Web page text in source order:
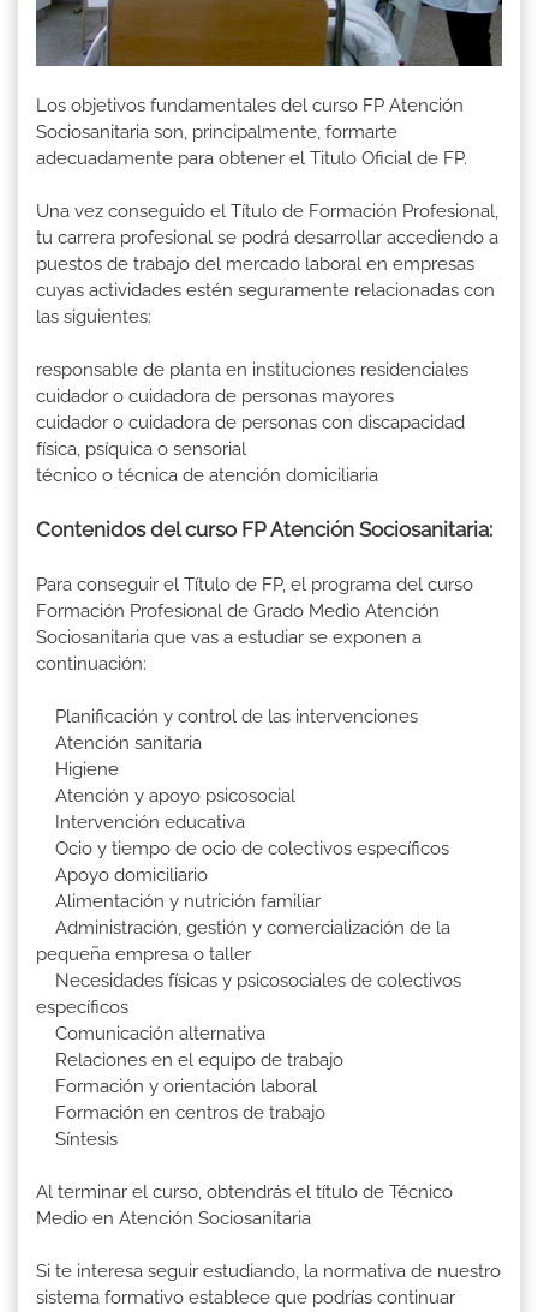
Los objetivos fundamentales del curso FP Atención
Sociosanitaria son, principalmente, formarte
adecuadamente para obtener el Titulo Oficial de FP.
Una vez conseguido el Título de Formación Profesional,
tu carrera profesional se podrá desarrollar accediendo a
puestos de trabajo del mercado laboral en empresas
cuyas actividades estén seguramente relacionadas con
las siguientes:
responsable de planta en instituciones residenciales
cuidador o cuidadora de personas mayores
cuidador o cuidadora de personas con discapacidad
física, psíquica o sensorial
técnico o técnica de atención domiciliaria
Contenidos del curso FP Atención Sociosanitaria:
Para conseguir el Título de FP, el programa del curso
Formación Profesional de Grado Medio Atención
Sociosanitaria que vas a estudiar se exponen a
continuación:
Planificación y control de las intervenciones
Atención sanitaria
Higiene
Atención y apoyo psicosocial
Intervención educativa
Ocio y tiempo de ocio de colectivos específicos
Apoyo domiciliario
Alimentación y nutrición familiar
Administración, gestión y comercialización de la
pequeña empresa o taller
Necesidades físicas y psicosociales de colectivos
específicos
Comunicación alternativa
Relaciones en el equipo de trabajo
Formación y orientación laboral
Formación en centros de trabajo
Síntesis
Al terminar el curso, obtendrás el título de Técnico
Medio en Atención Sociosanitaria
Si te interesa seguir estudiando, la normativa de nuestro
sistema formativo establece que podrías continuar